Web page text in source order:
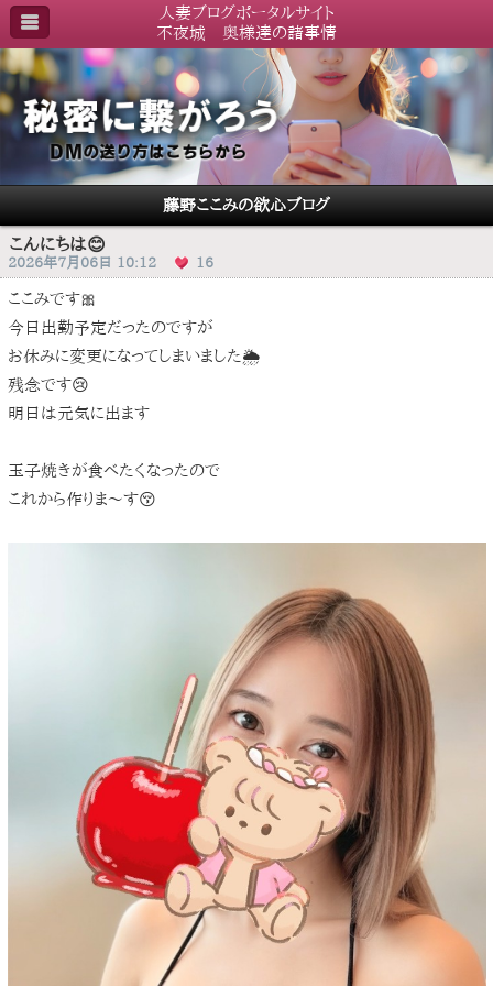
人妻ブログポータルサイト
不夜城 奥様達の諸事情
藤野ここみの欲心ブログ
こんにちは😊
2026年7月06日 10:12 16
ここみです🎀
今日出勤予定だったのですが
お休みに変更になってしまいました🌦️
残念です😢
明日は元気に出ます
玉子焼きが食べたくなったので
これから作りま〜す😚